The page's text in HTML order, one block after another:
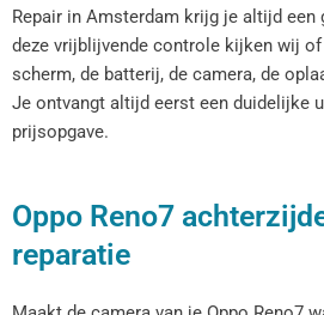
Repair in Amsterdam krijg je altijd een
deze vrijblijvende controle kijken wij
scherm, de batterij, de camera, de
Je ontvangt altijd eerst een duidelijke
prijsopgave.
Oppo Reno7
reparatie